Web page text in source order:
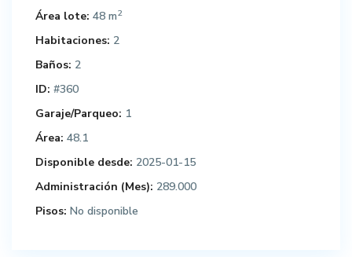
Área lote: 48 m2
Habitaciones: 2
Baños: 2
ID: #360
Garaje/Parqueo: 1
Área: 48.1
Disponible desde: 2025-01-15
Administración (Mes): 289.000
Pisos: No disponible